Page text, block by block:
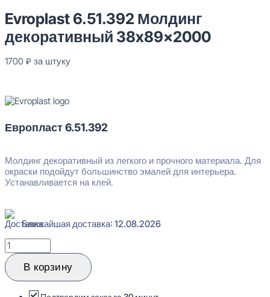
Evroplast 6.51.392 Молдинг
декоративный 38x89x2000
1700 ₽ за штуку
Европласт 6.51.392
Молдинг декоративный из легкого и прочного материала. Для
окраски подойдут большинство эмалей для интерьера.
Устанавливается на клей.
Ближайшая доставка: 12.08.2026
Количество
товара
Evroplast
6.51.392
В корзину